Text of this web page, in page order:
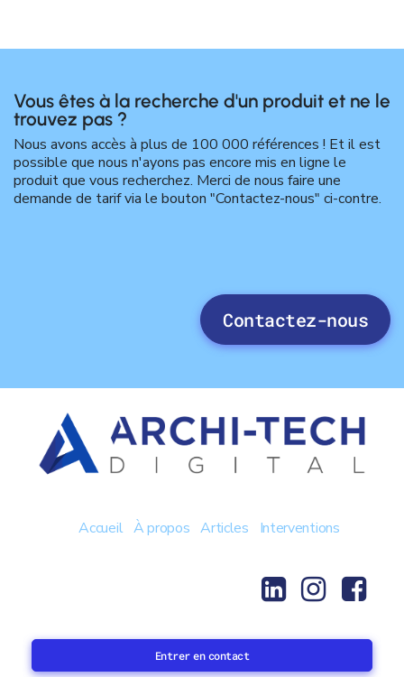
Vous êtes à la recherche d'un produit et ne le
trouvez pas ?
Nous avons accès à plus de 100 000 références ! Et il est
possible que nous n'ayons pas encore mis en ligne le
produit que vous recherchez. Merci de nous faire une
demande de tarif via le bouton "Contactez-nous" ci-contre.
Contactez-nous
Accueil À propos Articles Interventions
Entrer en contact